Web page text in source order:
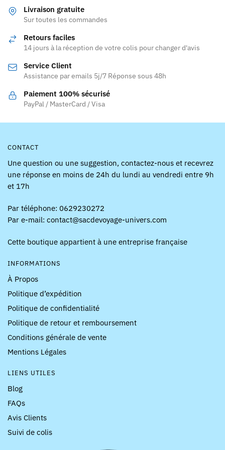
variations.
Les
peuvent
choisies
sur
la
page
Livraison gratuite
Sur toutes les commandes
Retours faciles
14 jours à la réception de votre colis pour changer d'avis
Service Client
Assistance par emails 5j/7 Réponse sous 48h
Paiement 100% sécurisé
PayPal / MasterCard / Visa
CONTACT
Une question ou une suggestion, contactez-nous et recevrez
une réponse en moins de 24h du lundi au vendredi entre 9h
et 17h
Par téléphone: 0629230272
Par e-mail: contact@sacdevoyage-univers.com
Cette boutique appartient à une entreprise française
INFORMATIONS
À Propos
Politique d’expédition
Politique de confidentialité
Politique de retour et remboursement
Conditions générale de vente
Mentions Légales
LIENS UTILES
Blog
FAQs
Avis Clients
Suivi de colis